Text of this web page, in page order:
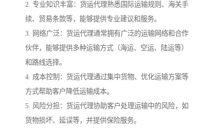
2. 专业知识丰富：货运代理熟悉国际运输规则、海关手
续、贸易条款等，能够提供专业建议和服务。
3. 网络广泛：货运代理通常拥有广泛的运输网络和合作
伙伴，能够提供多种运输方式（海运、空运、陆运等）
和路线选择。
4. 成本控制：货运代理通过集中货物、优化运输方案等
方式帮助客户降低运输成本。
5. 风险分担：货运代理协助客户处理运输中的风险，如
货物损坏、延误等，并提供保险服务。